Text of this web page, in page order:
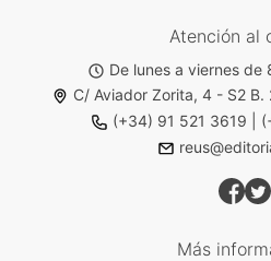
Atención al
De lunes a viernes
C/ Aviador Zorita, 4 - S2
(+34) 91 521 3619
Más